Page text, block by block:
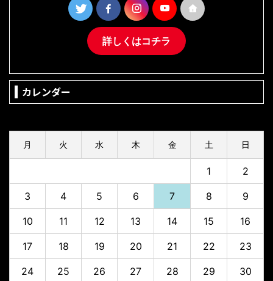
詳しくはコチラ
カレンダー
月 火 水 木 金 土 日
1 2
3 4 5 6 7 8 9
10 11 12 13 14 15 16
17 18 19 20 21 22 23
24 25 26 27 28 29 30